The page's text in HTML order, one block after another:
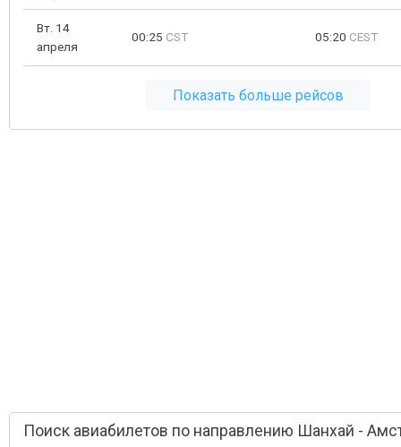
Вт. 14
апреля
00:25 CST 05:20 CEST
Показать больше рейсов
Поиск авиабилетов по направлению Шанхай -